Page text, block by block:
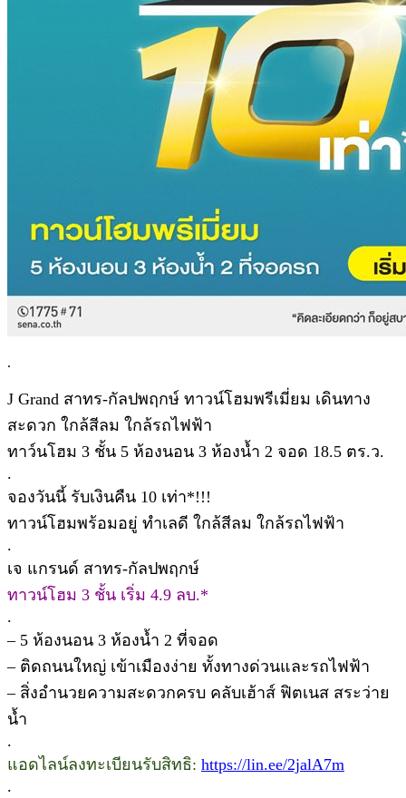
.
J Grand สาทร-กัลปพฤกษ์ ทาวน์โฮมพรีเมี่ยม เดินทาง
สะดวก ใกล้สีลม ใกล้รถไฟฟ้า
ทาว์นโฮม 3 ชั้น 5 ห้องนอน 3 ห้องน้ำ 2 จอด 18.5 ตร.ว.
.
จองวันนี้ รับเงินคืน 10 เท่า*!!!
ทาวน์โฮมพร้อมอยู่ ทำเลดี ใกล้สีลม ใกล้รถไฟฟ้า
.
เจ แกรนด์ สาทร-กัลปพฤกษ์
ทาวน์โฮม 3 ชั้น เริ่ม 4.9 ลบ.*
.
– 5 ห้องนอน 3 ห้องน้ำ 2 ที่จอด
– ติดถนนใหญ่ เข้าเมืองง่าย ทั้งทางด่วนและรถไฟฟ้า
– สิ่งอำนวยความสะดวกครบ คลับเฮ้าส์ ฟิตเนส สระว่าย
น้ำ
.
แอดไลน์ลงทะเบียนรับสิทธิ: https://lin.ee/2jalA7m
.